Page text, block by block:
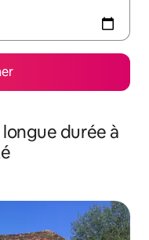
durée à
appréciés